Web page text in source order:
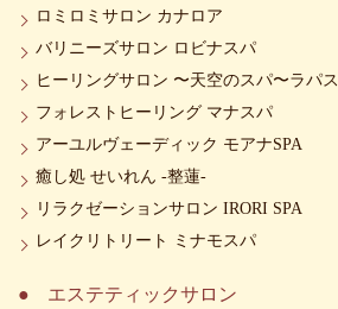
ロミロミサロン カナロア
バリニーズサロン ロビナスパ
ヒーリングサロン 〜天空のスパ〜ラパス
フォレストヒーリング マナスパ
アーユルヴェーディック モアナSPA
癒し処 せいれん -整蓮-
リラクゼーションサロン IRORI SPA
レイクリトリート ミナモスパ
エステティックサロン